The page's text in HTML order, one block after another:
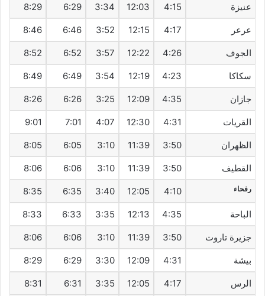
عنيزة 4:15
12:03
3:34
6:29
8:29
عرعر 4:17
12:15
3:52
6:46
8:46
الجوف 4:26
12:22
3:57
6:52
8:52
سكاكا 4:23
12:19
3:54
6:49
8:49
جازان 4:35
12:09
3:25
6:26
8:26
القريات 4:31
12:30
4:07
7:01
9:01
الظهران 3:50
11:39
3:10
6:05
8:05
القطيف‎ 3:50
11:39
3:10
6:06
8:06
رفحاء 4:10
12:05
3:40
6:35
8:35
الباحة 4:35
12:13
3:35
6:33
8:33
جزيرة تاروت 3:50
11:39
3:10
6:06
8:06
بيشة 4:31
12:09
3:30
6:29
8:29
الرس 4:17
12:05
3:35
6:31
8:31